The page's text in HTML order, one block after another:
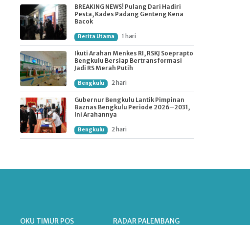
BREAKING NEWS! Pulang Dari Hadiri
Pesta, Kades Padang Genteng Kena
Bacok
Berita Utama 1 hari
Ikuti Arahan Menkes RI, RSKJ Soeprapto
Bengkulu Bersiap Bertransformasi
Jadi RS Merah Putih
Bengkulu 2 hari
Gubernur Bengkulu Lantik Pimpinan
Baznas Bengkulu Periode 2026–2031,
Ini Arahannya
Bengkulu 2 hari
OKU TIMUR POS RADAR PALEMBANG